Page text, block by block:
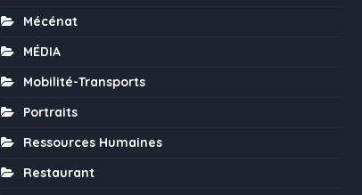
Mécénat
MÉDIA
Mobilité-Transports
Portraits
Ressources Humaines
Restaurant